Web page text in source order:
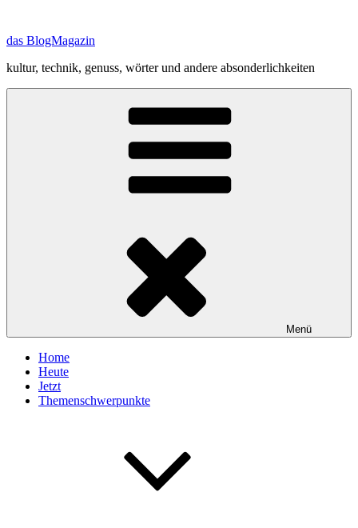
springen
das BlogMagazin
kultur, technik, genuss, wörter und andere absonderlichkeiten
Menü
Home
Heute
Jetzt
Themenschwerpunkte